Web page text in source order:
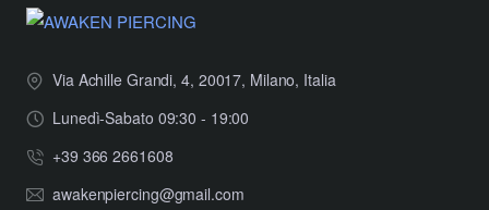
Via Achille Grandi, 4, 20017, Milano, Italia
Lunedì-Sabato 09:30 - 19:00
+39 366 2661608
awakenpiercing@gmail.com